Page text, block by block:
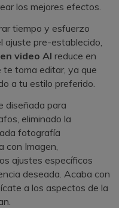
los mejores efectos.
tiempo y esfuerzo
ajuste pre-establecido,
video AI reduce en
toma editar, ya que
a tu estilo preferido.
diseñada para
eliminado la
fotografía
con Imagen,
ajustes específicos
deseada.󠀲󠀡󠀠󠀦󠀣󠀩󠀢󠀩󠀢󠀳󠀰 Acaba con
a los aspectos de la